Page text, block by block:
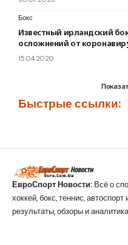
Бокс
Известный ирландский
осложнений от
15.04.2020
Быстрые ссылки:
ЕвроСпорт Новости: Всё о
хоккей, бокс, теннис,
результаты, обзоры и